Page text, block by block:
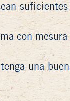
con
una